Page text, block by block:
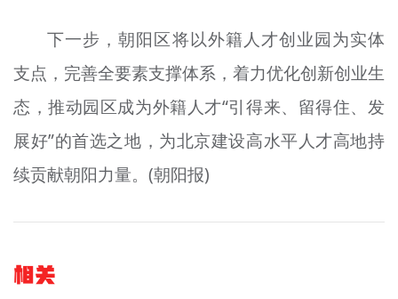
下一步，朝阳区将以外籍人才创业园为实体
支点，完善全要素支撑体系，着力优化创新创业生
态，推动园区成为外籍人才“引得来、留得住、发
展好”的首选之地，为北京建设高水平人才高地持
续贡献朝阳力量。(朝阳报)
相关